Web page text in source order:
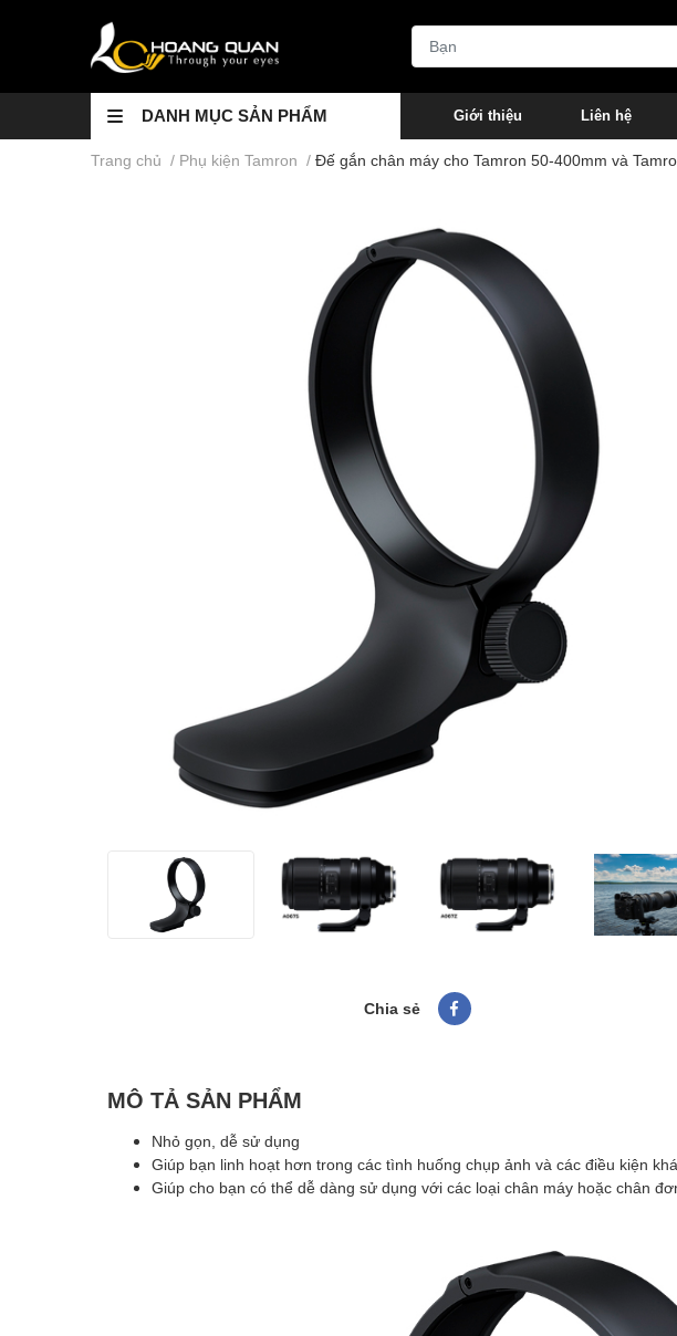
DANH MỤC SẢN PHẨM Giới thiệu Liên hệ
Trang chủ / Phụ kiện Tamron / Đế gắn chân máy cho Tamron 50-400mm và
Chia sẻ
MÔ TẢ SẢN PHẨM
Nhỏ gọn, dễ sử dụng
Giúp bạn linh hoạt hơn trong các tình huống chụp ảnh và các điều kiện
Giúp cho bạn có thể dễ dàng sử dụng với các loại chân máy hoặc chân